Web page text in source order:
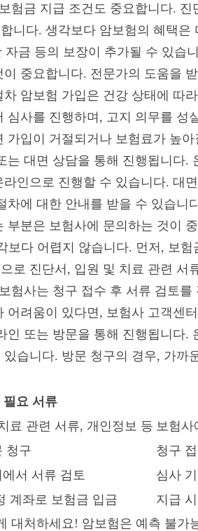
험금 지급 조건도 중요합니다.
니다. 생각보다 암보험의 혜택은
금 등의 보장이 추가될 수 있습
중요합니다. 전문가의 도움을
암보험 가입은 건강 상태에 따
심사를 진행하며, 고지 의무를 성
가입이 거절되거나 보험료가 높
는 대면 상담을 통해 진행됩니다.
인으로 진행할 수 있습니다. 대
차에 대한 안내를 받을 수 있습니
부분은 보험사에 문의하는 것이
보다 어렵지 않습니다. 먼저, 보
로 진단서, 입원 및 치료 관련 서
험사는 청구 접수 후 서류 검토
어려움이 있다면, 보험사 고객센
인 또는 방문을 통해 진행됩니다.
습니다. 방문 청구의 경우, 가까
필요 서류
료 관련 서류, 개인정보 등 보험
청구
청구
서 서류 검토
심사
계좌로 보험금 입금
지급
대처하세요! 암보험은 예측 불가